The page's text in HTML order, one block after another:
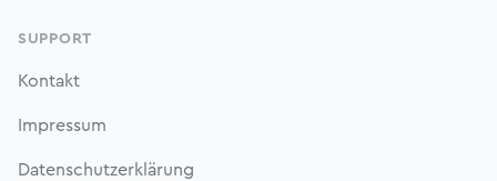
SUPPORT
Kontakt
Impressum
Datenschutzerklärung